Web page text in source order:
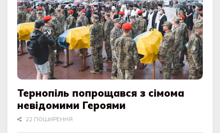
Тернопіль попрощався з сімома
невідомими Героями
22 ПОШИРЕННЯ